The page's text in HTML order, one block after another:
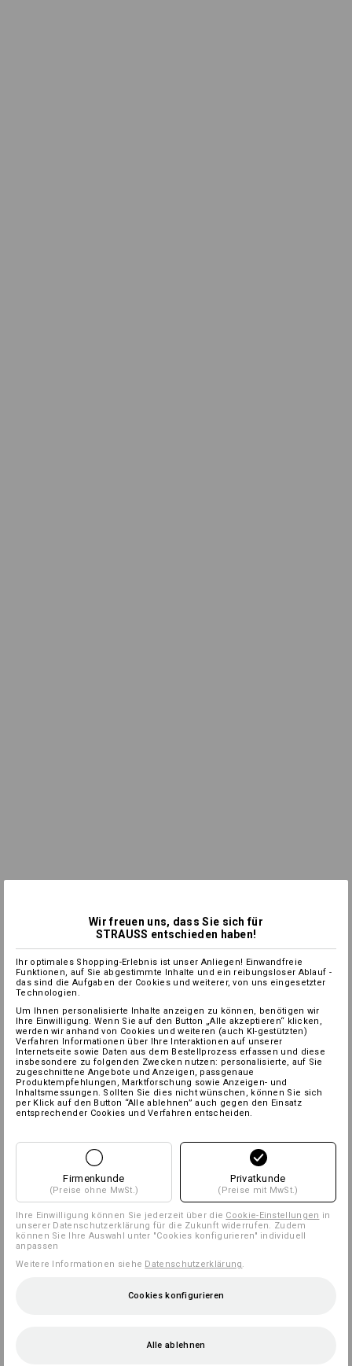
Wir freuen uns, dass Sie sich für
STRAUSS entschieden haben!
Ihr optimales Shopping-Erlebnis ist unser Anliegen! Einwandfreie
Funktionen, auf Sie abgestimmte Inhalte und ein reibungsloser Ablauf -
das sind die Aufgaben der Cookies und weiterer, von uns eingesetzter
Technologien.
Um Ihnen personalisierte Inhalte anzeigen zu können, benötigen wir
Ihre Einwilligung. Wenn Sie auf den Button „Alle akzeptieren“ klicken,
werden wir anhand von Cookies und weiteren (auch KI-gestützten)
Verfahren Informationen über Ihre Interaktionen auf unserer
Internetseite sowie Daten aus dem Bestellprozess erfassen und diese
insbesondere zu folgenden Zwecken nutzen: personalisierte, auf Sie
zugeschnittene Angebote und Anzeigen, passgenaue
Produktempfehlungen, Marktforschung sowie Anzeigen- und
Inhaltsmessungen. Sollten Sie dies nicht wünschen, können Sie sich
per Klick auf den Button “Alle ablehnen” auch gegen den Einsatz
entsprechender Cookies und Verfahren entscheiden.
Firmenkunde
(Preise ohne MwSt.)
Privatkunde
(Preise mit MwSt.)
Ihre Einwilligung können Sie jederzeit über die Cookie-Einstellungen in
unserer Datenschutzerklärung für die Zukunft widerrufen. Zudem
können Sie Ihre Auswahl unter "Cookies konfigurieren" individuell
anpassen
Weitere Informationen siehe Datenschutzerklärung.
Cookies konfigurieren
Alle ablehnen